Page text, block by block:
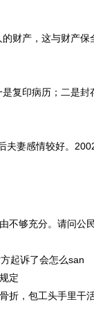
产，这与财产保
复印病历；二是
妻感情较好。
不够充分。请问公
起诉了会怎么san
定
折，包工头手里干活